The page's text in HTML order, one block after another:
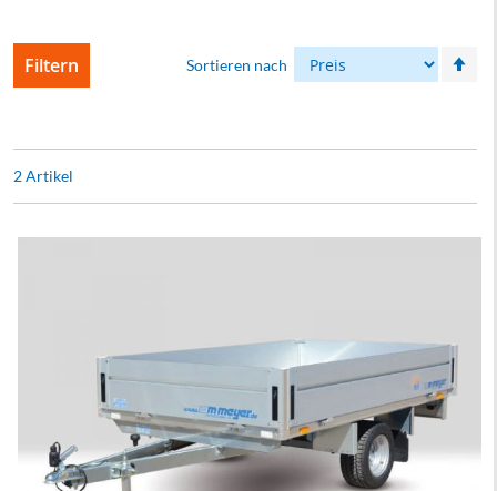
2Artikel
Sortieren nach
Filtern